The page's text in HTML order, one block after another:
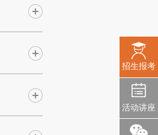
招生报考
活动讲座